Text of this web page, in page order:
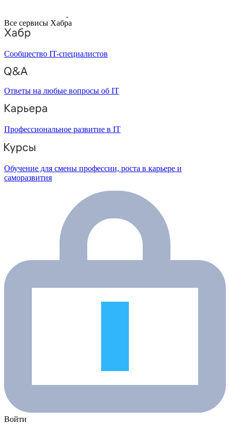
Все сервисы Хабра
Сообщество IT-специалистов
Ответы на любые вопросы об IT
Профессиональное развитие в IT
Обучение для смены профессии, роста в карьере и
саморазвития
Войти